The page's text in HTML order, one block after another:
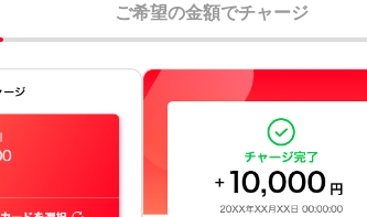
ご希望の金額でチャージ